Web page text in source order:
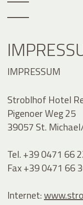
IMPRESSUM
Stroblhof Hotel
Pigenoer Weg 25
39057 St.
Tel. +39 0471 66
Fax +39 0471 66
Internet: